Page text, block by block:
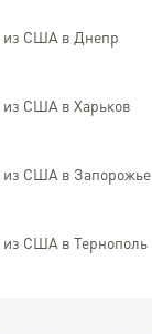
из США в Днепр
из США в Харьков
из США в Запорожье
из США в Тернополь